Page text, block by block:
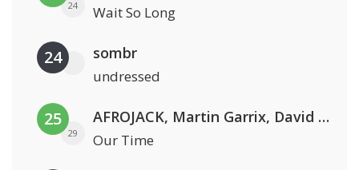
24 Wait So Long
24 sombr
undressed
25
29
AFROJACK, Martin Garrix, David Guetta & Amél
Our Time